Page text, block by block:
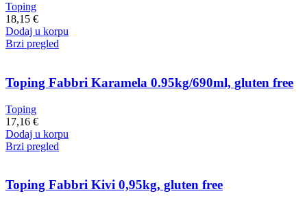
Toping
18,15 €
Dodaj u korpu
Brzi pregled
Toping Fabbri Karamela 0.95kg/690ml, gluten free
Toping
17,16 €
Dodaj u korpu
Brzi pregled
Toping Fabbri Kivi 0,95kg, gluten free